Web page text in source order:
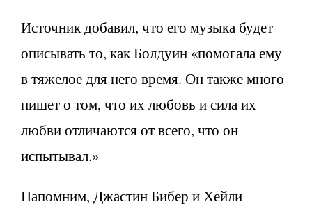
Источник добавил, что его музыка будет
описывать то, как Болдуин «помогала ему
в тяжелое для него время. Он также много
пишет о том, что их любовь и сила их
любви отличаются от всего, что он
испытывал.»
Напомним, Джастин Бибер и Хейли